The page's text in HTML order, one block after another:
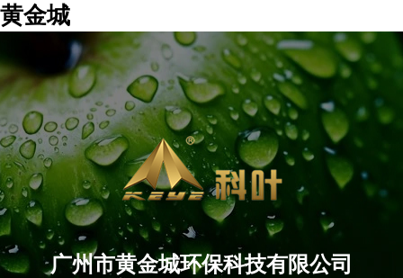
黄金城
广州市黄金城环保科技有限公司